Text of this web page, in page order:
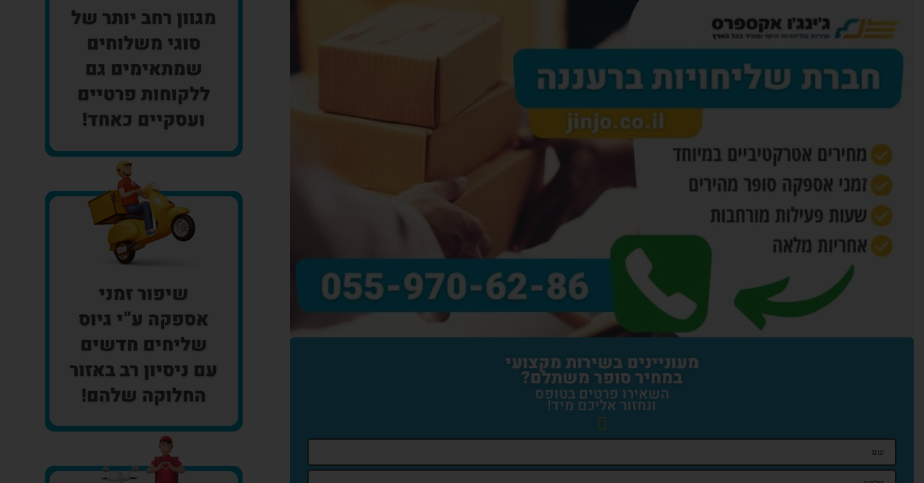
מעוניינים בשירות מקצועי
במחיר סופר משתלם?
השאירו פרטים בטופס
ונחזור אליכם מיד!